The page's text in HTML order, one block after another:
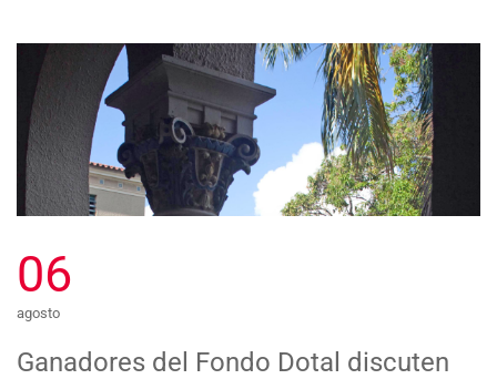
06
agosto
Ganadores del Fondo Dotal discuten